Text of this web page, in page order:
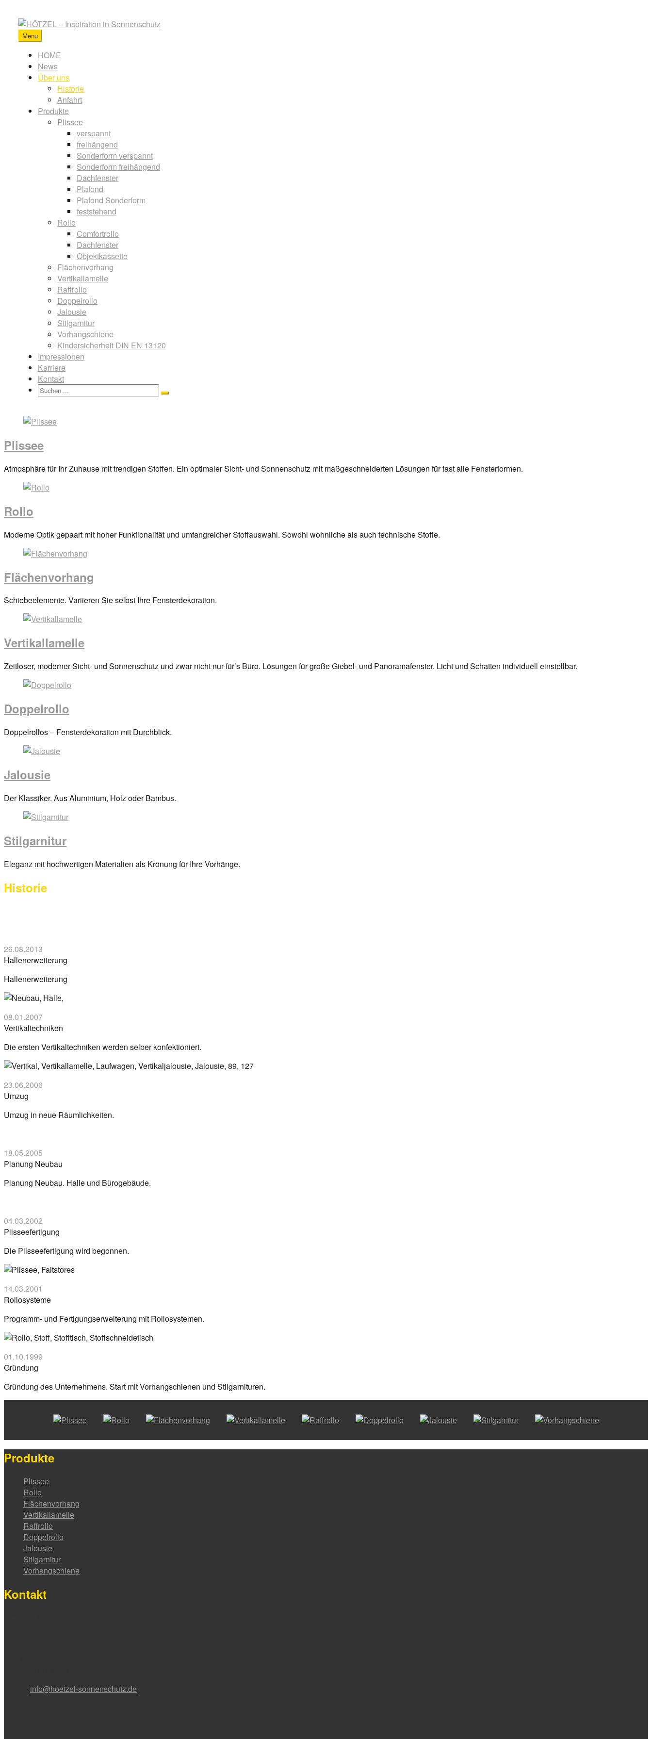
content
HÖTZEL
Inspiration
Sonnenschutz
Menu
Primary
menu
HOME
News
Über uns
Historie
Anfahrt
Produkte
Plissee
verspannt
freihängend
Sonderform verspannt
Sonderform freihängend
Dachfenster
Plafond
Plafond Sonderform
feststehend
Rollo
Comfortrollo
Dachfenster
Objektkassette
Flächenvorhang
Vertikallamelle
Raffrollo
Doppelrollo
Jalousie
Stilgarnitur
Vorhangschiene
Kindersicherheit DIN EN 13120
Impressionen
Karriere
Kontakt
Search
Search
Plissee
Posted
2017
By
Atmosphäre für Ihr Zuhause mit trendigen Stoffen. Ein optimaler Sicht- und Sonnenschutz mit maßgeschneiderten Lösungen für fast alle Fensterformen.
Rollo
Posted
2017By
Moderne Optik gepaart mit hoher Funktionalität und umfangreicher Stoffauswahl. Sowohl wohnliche als auch technische Stoffe.
Flächenvorhang
Posted
2017By
Schiebeelemente. Variieren Sie selbst Ihre Fensterdekoration.
Vertikallamelle
Posted
2017By
Zeitloser, moderner Sicht- und Sonnenschutz und zwar nicht nur für’s Büro. Lösungen für große Giebel- und Panoramafenster. Licht und Schatten individuell einstellbar.
Doppelrollo
Posted
2017By
Doppelrollos – Fensterdekoration mit Durchblick.
Jalousie
Posted
2017 By
Der Klassiker. Aus Aluminium, Holz oder Bambus.
Stilgarnitur
Posted
29.
Eleganz mit hochwertigen Materialien als Krönung für Ihre Vorhänge.
Historie
26.08.2013
Hallenerweiterung
Hallenerweiterung
08.01.2007
Vertikaltechniken
Die ersten Vertikaltechniken werden selber konfektioniert.
23.06.2006
Umzug
Umzug in neue Räumlichkeiten.
18.05.2005
Planung Neubau
Planung Neubau. Halle und Bürogebäude.
04.03.2002
Plisseefertigung
Die Plisseefertigung wird begonnen.
14.03.2001
Rollosysteme
Programm- und Fertigungserweiterung mit Rollosystemen.
01.10.1999
Gründung
Gründung des Unternehmens. Start mit Vorhangschienen und Stilgarnituren.
Produkte
Plissee
Rollo
Flächenvorhang
Vertikallamelle
Raffrollo
Doppelrollo
Jalousie
Stilgarnitur
Vorhangschiene
Kontakt
info@hoetzel-sonnenschutz.de